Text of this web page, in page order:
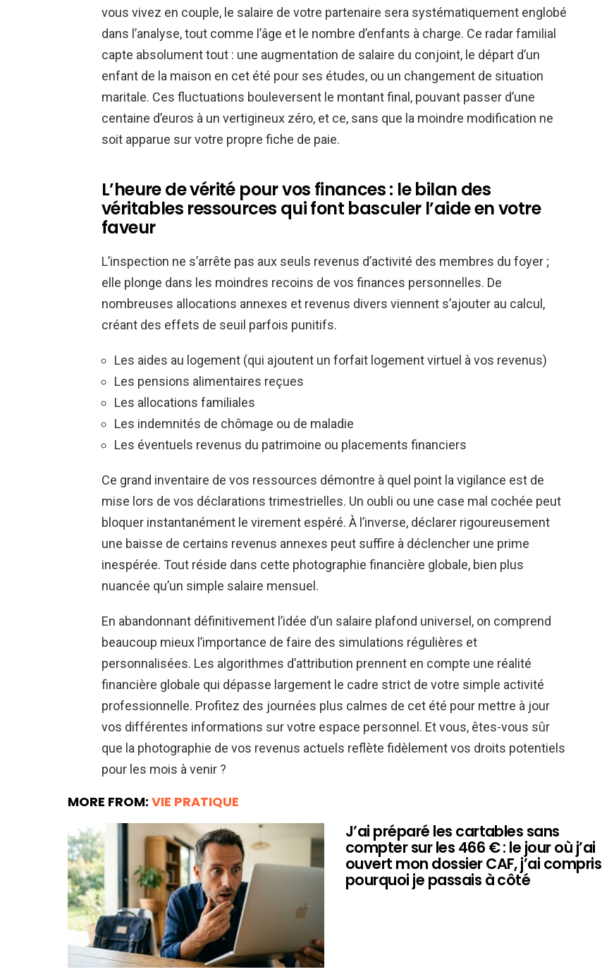
vous vivez en couple, le salaire de votre partenaire sera systématiquement englobé
dans l’analyse, tout comme l’âge et le nombre d’enfants à charge. Ce radar familial
capte absolument tout : une augmentation de salaire du conjoint, le départ d’un
enfant de la maison en cet été pour ses études, ou un changement de situation
maritale. Ces fluctuations bouleversent le montant final, pouvant passer d’une
centaine d’euros à un vertigineux zéro, et ce, sans que la moindre modification ne
soit apparue sur votre propre fiche de paie.
L’heure de vérité pour vos finances : le bilan des
véritables ressources qui font basculer l’aide en votre
faveur
L’inspection ne s’arrête pas aux seuls revenus d’activité des membres du foyer ;
elle plonge dans les moindres recoins de vos finances personnelles. De
nombreuses allocations annexes et revenus divers viennent s’ajouter au calcul,
créant des effets de seuil parfois punitifs.
Les aides au logement (qui ajoutent un forfait logement virtuel à vos revenus)
Les pensions alimentaires reçues
Les allocations familiales
Les indemnités de chômage ou de maladie
Les éventuels revenus du patrimoine ou placements financiers
Ce grand inventaire de vos ressources démontre à quel point la vigilance est de
mise lors de vos déclarations trimestrielles. Un oubli ou une case mal cochée peut
bloquer instantanément le virement espéré. À l’inverse, déclarer rigoureusement
une baisse de certains revenus annexes peut suffire à déclencher une prime
inespérée. Tout réside dans cette photographie financière globale, bien plus
nuancée qu’un simple salaire mensuel.
En abandonnant définitivement l’idée d’un salaire plafond universel, on comprend
beaucoup mieux l’importance de faire des simulations régulières et
personnalisées. Les algorithmes d’attribution prennent en compte une réalité
financière globale qui dépasse largement le cadre strict de votre simple activité
professionnelle. Profitez des journées plus calmes de cet été pour mettre à jour
vos différentes informations sur votre espace personnel. Et vous, êtes-vous sûr
que la photographie de vos revenus actuels reflète fidèlement vos droits potentiels
pour les mois à venir ?
MORE FROM: VIE PRATIQUE
J’ai préparé les cartables sans
compter sur les 466 € : le jour où j’ai
ouvert mon dossier CAF, j’ai compris
pourquoi je passais à côté